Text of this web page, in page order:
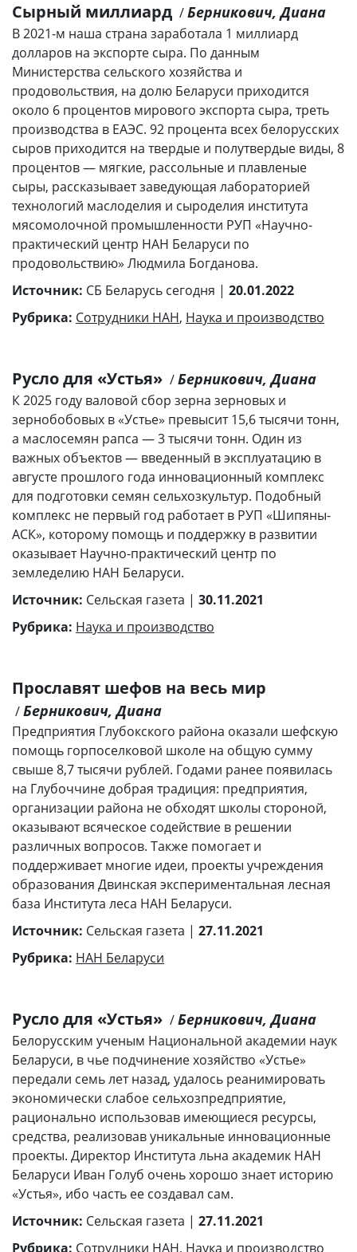
Сырный миллиард /Берникович, Диана
В 2021-м наша страна заработала 1 миллиард
долларов на экспорте сыра. По данным
Министерства сельского хозяйства и
продовольствия, на долю Беларуси приходится
около 6 процентов мирового экспорта сыра, треть
производства в ЕАЭС. 92 процента всех белорусских
сыров приходится на твердые и полутвердые виды, 8
процентов — мягкие, рассольные и плавленые
сыры, рассказывает заведующая лабораторией
технологий маслоделия и сыроделия института
мясомолочной промышленности РУП «Научно-
практический центр НАН Беларуси по
продовольствию» Людмила Богданова.
Источник: СБ Беларусь сегодня | 20.01.2022
Рубрика: Сотрудники НАН, Наука и производство
Русло для «Устья» /Берникович, Диана
К 2025 году валовой сбор зерна зерновых и
зернобобовых в «Устье» превысит 15,6 тысячи тонн,
а маслосемян рапса — 3 тысячи тонн. Один из
важных объектов — введенный в эксплуатацию в
августе прошлого года инновационный комплекс
для подготовки семян сельхозкультур. Подобный
комплекс не первый год работает в РУП «Шипяны-
АСК», которому помощь и поддержку в развитии
оказывает Научно-практический центр по
земледелию НАН Беларуси.
Источник: Сельская газета | 30.11.2021
Рубрика: Наука и производство
Прославят шефов на весь мир
/Берникович, Диана
Предприятия Глубокского района оказали шефскую
помощь горпоселковой школе на общую сумму
свыше 8,7 тысячи рублей. Годами ранее появилась
на Глубоччине добрая традиция: предприятия,
организации района не обходят школы стороной,
оказывают всяческое содействие в решении
различных вопросов. Также помогает и
поддерживает многие идеи, проекты учреждения
образования Двинская экспериментальная лесная
база Института леса НАН Беларуси.
Источник: Сельская газета | 27.11.2021
Рубрика: НАН Беларуси
Русло для «Устья» /Берникович, Диана
Белорусским ученым Национальной академии наук
Беларуси, в чье подчинение хозяйство «Устье»
передали семь лет назад, удалось реанимировать
экономически слабое сельхозпредприятие,
рационально использовав имеющиеся ресурсы,
средства, реализовав уникальные инновационные
проекты. Директор Института льна академик НАН
Беларуси Иван Голуб очень хорошо знает историю
«Устья», ибо часть ее создавал сам.
Источник: Сельская газета | 27.11.2021
Рубрика: Сотрудники НАН, Наука и производство